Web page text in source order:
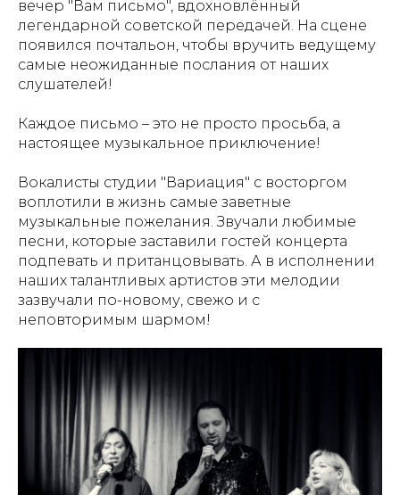
вечер "Вам письмо", вдохновлённый
легендарной советской передачей. На сцене
появился почтальон, чтобы вручить ведущему
самые неожиданные послания от наших
слушателей!
Каждое письмо – это не просто просьба, а
настоящее музыкальное приключение!
Вокалисты студии "Вариация" с восторгом
воплотили в жизнь самые заветные
музыкальные пожелания. Звучали любимые
песни, которые заставили гостей концерта
подпевать и пританцовывать. А в исполнении
наших талантливых артистов эти мелодии
зазвучали по-новому, свежо и с
неповторимым шармом!